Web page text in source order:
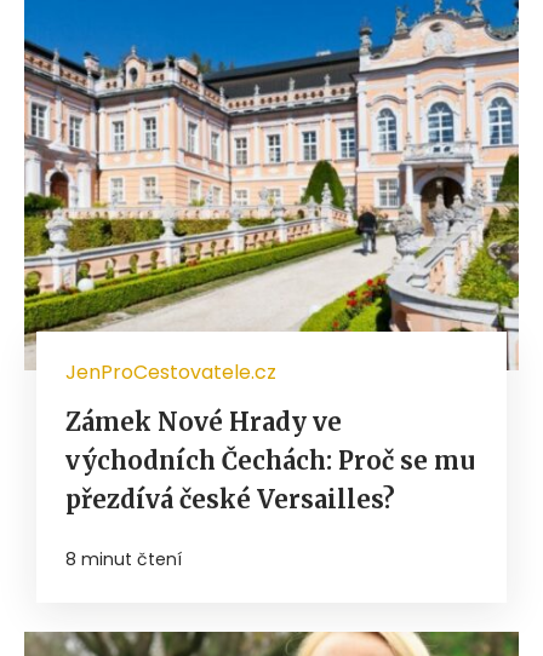
JenProCestovatele.cz
Zámek Nové Hrady ve
východních Čechách: Proč se mu
přezdívá české Versailles?
8 minut čtení